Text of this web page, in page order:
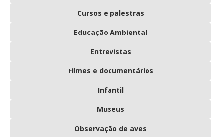
Cursos e palestras
Educação Ambiental
Entrevistas
Filmes e documentários
Infantil
Museus
Observação de aves